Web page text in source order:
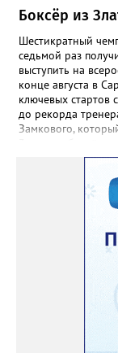
Боксёр из
Шестикратный
седьмой раз
выступить на
конце августа в
ключевых стартов
до рекорда
Замкового,
стартует в
сильнейшие
сборной. Они